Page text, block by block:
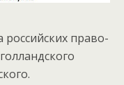
российских право-